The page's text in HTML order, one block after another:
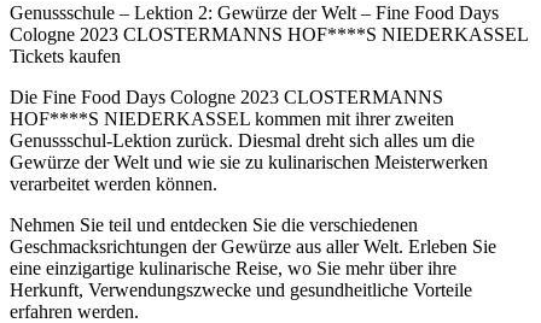
Genussschule – Lektion 2: Gewürze der Welt – Fine Food Days
Cologne 2023 CLOSTERMANNS HOF****S NIEDERKASSEL
Tickets kaufen
Die Fine Food Days Cologne 2023 CLOSTERMANNS
HOF****S NIEDERKASSEL kommen mit ihrer zweiten
Genussschul-Lektion zurück. Diesmal dreht sich alles um die
Gewürze der Welt und wie sie zu kulinarischen Meisterwerken
verarbeitet werden können.
Nehmen Sie teil und entdecken Sie die verschiedenen
Geschmacksrichtungen der Gewürze aus aller Welt. Erleben Sie
eine einzigartige kulinarische Reise, wo Sie mehr über ihre
Herkunft, Verwendungszwecke und gesundheitliche Vorteile
erfahren werden.